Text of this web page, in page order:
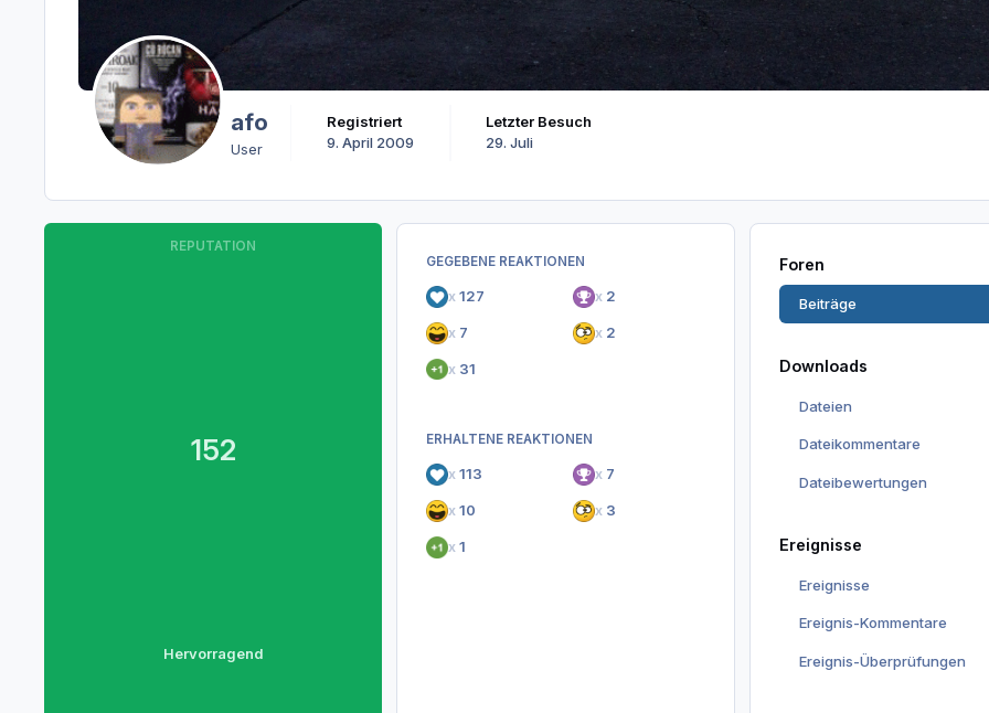
afo
User
Registriert
9. April 2009
Letzter Besuch
29. Juli
REPUTATION
152
Hervorragend
GEGEBENE REAKTIONEN
x 127 x 2
x 7 x 2
x 31
ERHALTENE REAKTIONEN
x113 x7
x10 x3
x1
Foren
Beiträge
Downloads
Dateien
Dateikommentare
Dateibewertungen
Ereignisse
Ereignisse
Ereignis-Kommentare
Ereignis-Überprüfungen